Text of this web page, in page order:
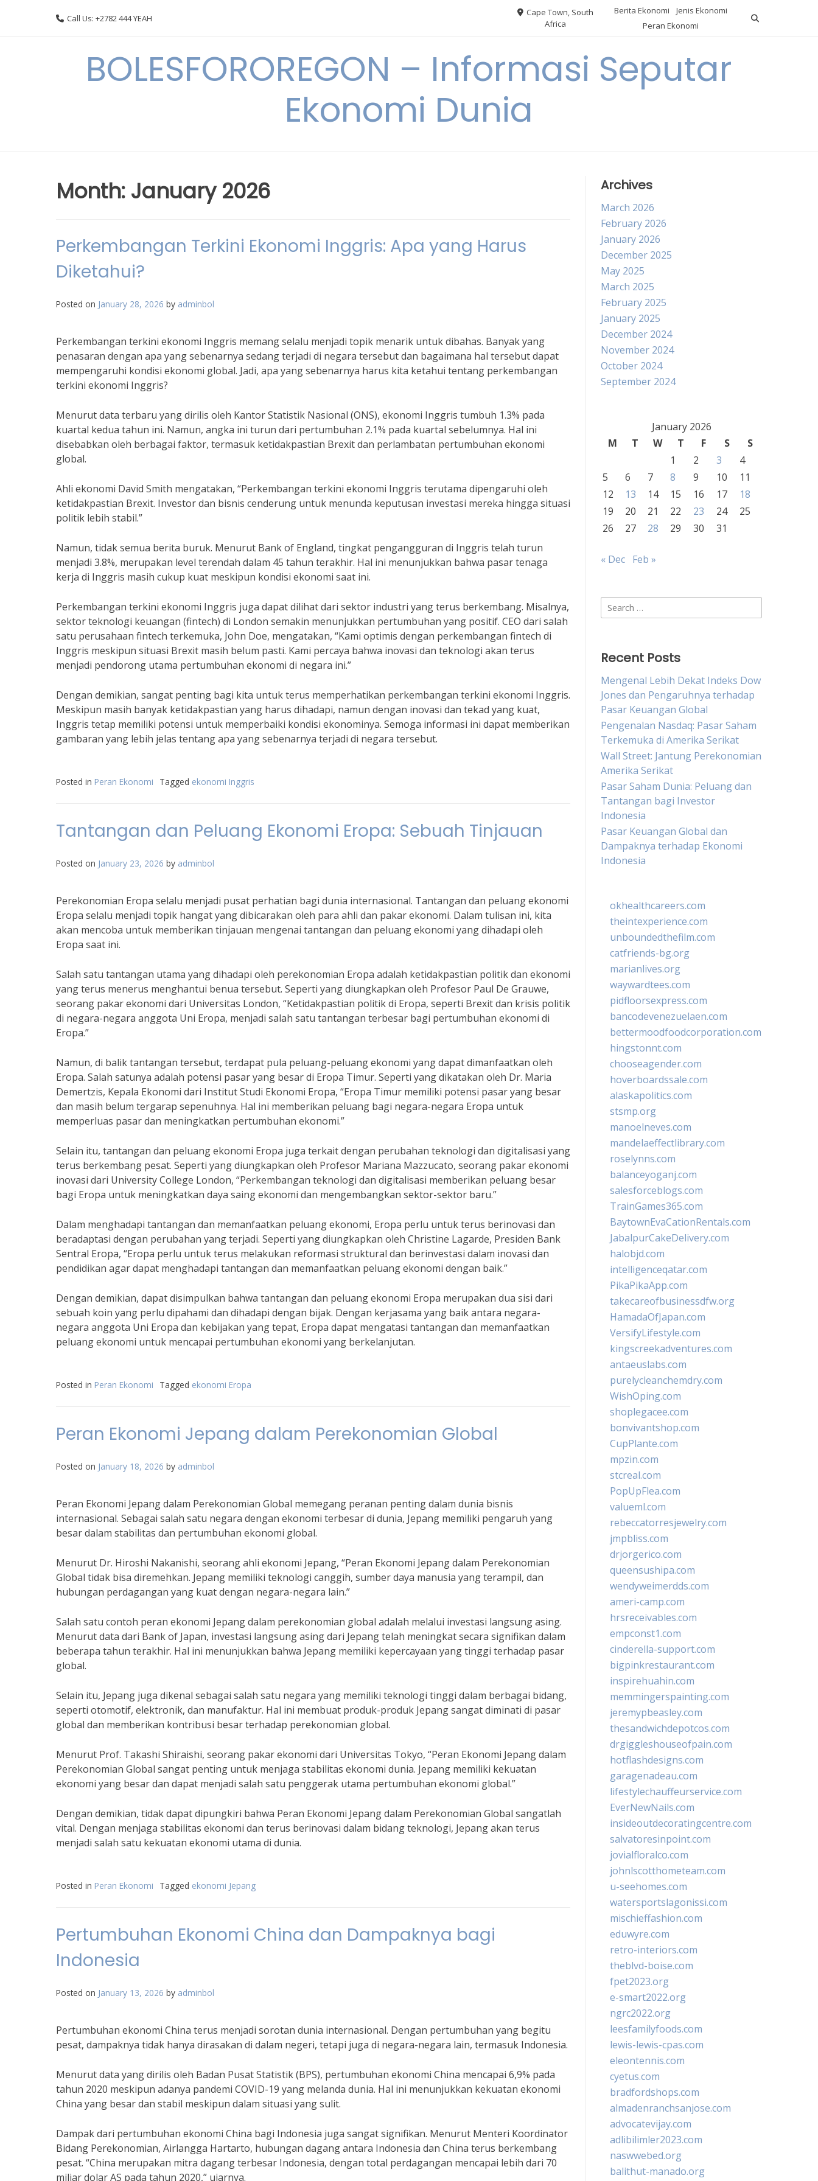
Call Us: +2782 444 YEAH
Cape Town, South
Africa
Berita Ekonomi
Jenis Ekonomi
Peran Ekonomi
BOLESFOROREGON – Informasi Seputar
Ekonomi Dunia
Month: January 2026
Perkembangan Terkini Ekonomi Inggris: Apa yang Harus
Diketahui?
Posted on January 28, 2026 by adminbol
Perkembangan terkini ekonomi Inggris memang selalu menjadi topik menarik untuk dibahas. Banyak yang
penasaran dengan apa yang sebenarnya sedang terjadi di negara tersebut dan bagaimana hal tersebut dapat
mempengaruhi kondisi ekonomi global. Jadi, apa yang sebenarnya harus kita ketahui tentang perkembangan
terkini ekonomi Inggris?
Menurut data terbaru yang dirilis oleh Kantor Statistik Nasional (ONS), ekonomi Inggris tumbuh 1.3% pada
kuartal kedua tahun ini. Namun, angka ini turun dari pertumbuhan 2.1% pada kuartal sebelumnya. Hal ini
disebabkan oleh berbagai faktor, termasuk ketidakpastian Brexit dan perlambatan pertumbuhan ekonomi
global.
Ahli ekonomi David Smith mengatakan, “Perkembangan terkini ekonomi Inggris terutama dipengaruhi oleh
ketidakpastian Brexit. Investor dan bisnis cenderung untuk menunda keputusan investasi mereka hingga situasi
politik lebih stabil.”
Namun, tidak semua berita buruk. Menurut Bank of England, tingkat pengangguran di Inggris telah turun
menjadi 3.8%, merupakan level terendah dalam 45 tahun terakhir. Hal ini menunjukkan bahwa pasar tenaga
kerja di Inggris masih cukup kuat meskipun kondisi ekonomi saat ini.
Perkembangan terkini ekonomi Inggris juga dapat dilihat dari sektor industri yang terus berkembang. Misalnya,
sektor teknologi keuangan (fintech) di London semakin menunjukkan pertumbuhan yang positif. CEO dari salah
satu perusahaan fintech terkemuka, John Doe, mengatakan, “Kami optimis dengan perkembangan fintech di
Inggris meskipun situasi Brexit masih belum pasti. Kami percaya bahwa inovasi dan teknologi akan terus
menjadi pendorong utama pertumbuhan ekonomi di negara ini.”
Dengan demikian, sangat penting bagi kita untuk terus memperhatikan perkembangan terkini ekonomi Inggris.
Meskipun masih banyak ketidakpastian yang harus dihadapi, namun dengan inovasi dan tekad yang kuat,
Inggris tetap memiliki potensi untuk memperbaiki kondisi ekonominya. Semoga informasi ini dapat memberikan
gambaran yang lebih jelas tentang apa yang sebenarnya terjadi di negara tersebut.
Posted in Peran Ekonomi Tagged ekonomi Inggris
Tantangan dan Peluang Ekonomi Eropa: Sebuah Tinjauan
Posted on January 23, 2026 by adminbol
Perekonomian Eropa selalu menjadi pusat perhatian bagi dunia internasional. Tantangan dan peluang ekonomi
Eropa selalu menjadi topik hangat yang dibicarakan oleh para ahli dan pakar ekonomi. Dalam tulisan ini, kita
akan mencoba untuk memberikan tinjauan mengenai tantangan dan peluang ekonomi yang dihadapi oleh
Eropa saat ini.
Salah satu tantangan utama yang dihadapi oleh perekonomian Eropa adalah ketidakpastian politik dan ekonomi
yang terus menerus menghantui benua tersebut. Seperti yang diungkapkan oleh Profesor Paul De Grauwe,
seorang pakar ekonomi dari Universitas London, “Ketidakpastian politik di Eropa, seperti Brexit dan krisis politik
di negara-negara anggota Uni Eropa, menjadi salah satu tantangan terbesar bagi pertumbuhan ekonomi di
Eropa.”
Namun, di balik tantangan tersebut, terdapat pula peluang-peluang ekonomi yang dapat dimanfaatkan oleh
Eropa. Salah satunya adalah potensi pasar yang besar di Eropa Timur. Seperti yang dikatakan oleh Dr. Maria
Demertzis, Kepala Ekonomi dari Institut Studi Ekonomi Eropa, “Eropa Timur memiliki potensi pasar yang besar
dan masih belum tergarap sepenuhnya. Hal ini memberikan peluang bagi negara-negara Eropa untuk
memperluas pasar dan meningkatkan pertumbuhan ekonomi.”
Selain itu, tantangan dan peluang ekonomi Eropa juga terkait dengan perubahan teknologi dan digitalisasi yang
terus berkembang pesat. Seperti yang diungkapkan oleh Profesor Mariana Mazzucato, seorang pakar ekonomi
inovasi dari University College London, “Perkembangan teknologi dan digitalisasi memberikan peluang besar
bagi Eropa untuk meningkatkan daya saing ekonomi dan mengembangkan sektor-sektor baru.”
Dalam menghadapi tantangan dan memanfaatkan peluang ekonomi, Eropa perlu untuk terus berinovasi dan
beradaptasi dengan perubahan yang terjadi. Seperti yang diungkapkan oleh Christine Lagarde, Presiden Bank
Sentral Eropa, “Eropa perlu untuk terus melakukan reformasi struktural dan berinvestasi dalam inovasi dan
pendidikan agar dapat menghadapi tantangan dan memanfaatkan peluang ekonomi dengan baik.”
Dengan demikian, dapat disimpulkan bahwa tantangan dan peluang ekonomi Eropa merupakan dua sisi dari
sebuah koin yang perlu dipahami dan dihadapi dengan bijak. Dengan kerjasama yang baik antara negara-
negara anggota Uni Eropa dan kebijakan yang tepat, Eropa dapat mengatasi tantangan dan memanfaatkan
peluang ekonomi untuk mencapai pertumbuhan ekonomi yang berkelanjutan.
Posted in Peran Ekonomi Tagged ekonomi Eropa
Peran Ekonomi Jepang dalam Perekonomian Global
Posted on January 18, 2026 by adminbol
Peran Ekonomi Jepang dalam Perekonomian Global memegang peranan penting dalam dunia bisnis
internasional. Sebagai salah satu negara dengan ekonomi terbesar di dunia, Jepang memiliki pengaruh yang
besar dalam stabilitas dan pertumbuhan ekonomi global.
Menurut Dr. Hiroshi Nakanishi, seorang ahli ekonomi Jepang, “Peran Ekonomi Jepang dalam Perekonomian
Global tidak bisa diremehkan. Jepang memiliki teknologi canggih, sumber daya manusia yang terampil, dan
hubungan perdagangan yang kuat dengan negara-negara lain.”
Salah satu contoh peran ekonomi Jepang dalam perekonomian global adalah melalui investasi langsung asing.
Menurut data dari Bank of Japan, investasi langsung asing dari Jepang telah meningkat secara signifikan dalam
beberapa tahun terakhir. Hal ini menunjukkan bahwa Jepang memiliki kepercayaan yang tinggi terhadap pasar
global.
Selain itu, Jepang juga dikenal sebagai salah satu negara yang memiliki teknologi tinggi dalam berbagai bidang,
seperti otomotif, elektronik, dan manufaktur. Hal ini membuat produk-produk Jepang sangat diminati di pasar
global dan memberikan kontribusi besar terhadap perekonomian global.
Menurut Prof. Takashi Shiraishi, seorang pakar ekonomi dari Universitas Tokyo, “Peran Ekonomi Jepang dalam
Perekonomian Global sangat penting untuk menjaga stabilitas ekonomi dunia. Jepang memiliki kekuatan
ekonomi yang besar dan dapat menjadi salah satu penggerak utama pertumbuhan ekonomi global.”
Dengan demikian, tidak dapat dipungkiri bahwa Peran Ekonomi Jepang dalam Perekonomian Global sangatlah
vital. Dengan menjaga stabilitas ekonomi dan terus berinovasi dalam bidang teknologi, Jepang akan terus
menjadi salah satu kekuatan ekonomi utama di dunia.
Posted in Peran Ekonomi Tagged ekonomi Jepang
Pertumbuhan Ekonomi China dan Dampaknya bagi
Indonesia
Posted on January 13, 2026 by adminbol
Pertumbuhan ekonomi China terus menjadi sorotan dunia internasional. Dengan pertumbuhan yang begitu
pesat, dampaknya tidak hanya dirasakan di dalam negeri, tetapi juga di negara-negara lain, termasuk Indonesia.
Menurut data yang dirilis oleh Badan Pusat Statistik (BPS), pertumbuhan ekonomi China mencapai 6,9% pada
tahun 2020 meskipun adanya pandemi COVID-19 yang melanda dunia. Hal ini menunjukkan kekuatan ekonomi
China yang besar dan stabil meskipun dalam situasi yang sulit.
Dampak dari pertumbuhan ekonomi China bagi Indonesia juga sangat signifikan. Menurut Menteri Koordinator
Bidang Perekonomian, Airlangga Hartarto, hubungan dagang antara Indonesia dan China terus berkembang
pesat. “China merupakan mitra dagang terbesar Indonesia, dengan total perdagangan mencapai lebih dari 70
miliar dolar AS pada tahun 2020,” ujarnya.
Archives
March 2026
February 2026
January 2026
December 2025
May 2025
March 2025
February 2025
January 2025
December 2024
November 2024
October 2024
September 2024
January 2026
M
T W T F S
S
1
2 3
4
5
6 7 8 9 10
11
12
13 14 15 16 17
18
19
20 21 22 23 24
25
26
27 28 29 30 31
« Dec Feb »
Search
for:
Recent Posts
Mengenal Lebih Dekat Indeks Dow
Jones dan Pengaruhnya terhadap
Pasar Keuangan Global
Pengenalan Nasdaq: Pasar Saham
Terkemuka di Amerika Serikat
Wall Street: Jantung Perekonomian
Amerika Serikat
Pasar Saham Dunia: Peluang dan
Tantangan bagi Investor
Indonesia
Pasar Keuangan Global dan
Dampaknya terhadap Ekonomi
Indonesia
okhealthcareers.com
theintexperience.com
unboundedthefilm.com
catfriends-bg.org
marianlives.org
waywardtees.com
pidfloorsexpress.com
bancodevenezuelaen.com
bettermoodfoodcorporation.com
hingstonnt.com
chooseagender.com
hoverboardssale.com
alaskapolitics.com
stsmp.org
manoelneves.com
mandelaeffectlibrary.com
roselynns.com
balanceyoganj.com
salesforceblogs.com
TrainGames365.com
BaytownEvaCationRentals.com
JabalpurCakeDelivery.com
halobjd.com
intelligenceqatar.com
PikaPikaApp.com
takecareofbusinessdfw.org
HamadaOfJapan.com
VersifyLifestyle.com
kingscreekadventures.com
antaeuslabs.com
purelycleanchemdry.com
WishOping.com
shoplegacee.com
bonvivantshop.com
CupPlante.com
mpzin.com
stcreal.com
PopUpFlea.com
valueml.com
rebeccatorresjewelry.com
jmpbliss.com
drjorgerico.com
queensushipa.com
wendyweimerdds.com
ameri-camp.com
hrsreceivables.com
empconst1.com
cinderella-support.com
bigpinkrestaurant.com
inspirehuahin.com
memmingerspainting.com
jeremypbeasley.com
thesandwichdepotcos.com
drgiggleshouseofpain.com
hotflashdesigns.com
garagenadeau.com
lifestylechauffeurservice.com
EverNewNails.com
insideoutdecoratingcentre.com
salvatoresinpoint.com
jovialfloralco.com
johnlscotthometeam.com
u-seehomes.com
watersportslagonissi.com
mischieffashion.com
eduwyre.com
retro-interiors.com
theblvd-boise.com
fpet2023.org
e-smart2022.org
ngrc2022.org
leesfamilyfoods.com
lewis-lewis-cpas.com
eleontennis.com
cyetus.com
bradfordshops.com
almadenranchsanjose.com
advocatevijay.com
adlibilimler2023.com
naswwebed.org
balithut-manado.org